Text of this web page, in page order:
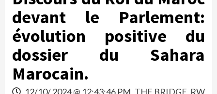
devant le Parlement:
évolution positive du
dossier du Sahara
Marocain.
12/10/ 2024 @ 12:43:46 PM THE BRIDGE. RW